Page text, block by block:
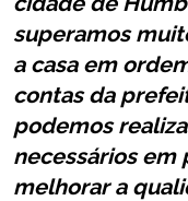
superamos
a casa em
contas da
podemos
necessários em
melhorar a